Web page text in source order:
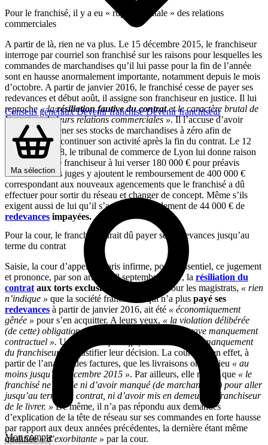
Conseils générauxDevenir franchiséDevenir franchiseur
Ma sélection
Mon compte
Pour le franchisé, il y a eu « rupture brutale » des relations
commerciales
A partir de là, rien ne va plus. Le 15 décembre 2015, le franchiseur
interroge par courriel son franchisé sur les raisons pour lesquelles les
commandes de marchandises qu’il lui passe pour la fin de l’année
sont en hausse anormalement importante, notamment depuis le mois
d’octobre. A partir de janvier 2016, le franchisé cesse de payer ses
redevances et début août, il assigne son franchiseur en justice. Il lui
reproche « larésiliation fautive du contratet le caractère brutal de
larupturede leurs relations commerciales ». Il l’accuse d’avoir
cherché à ramener ses stocks de marchandises à zéro afin de
l’empêcher de continuer son activité après la fin du contrat. Le 12
septembre 2018, le tribunal de commerce de Lyon lui donne raison
et condamne le franchiseur à lui verser 180 000 € pour préavis
insuffisant. Les juges y ajoutent le remboursement de 400 000 €
correspondant aux nouveaux agencements que le franchisé a dû
effectuer pour sortir du réseau et changer de concept. Même s’ils
exigent aussi de lui qu’il s’acquitte du règlement de 44 000 € de
redevances impayées.
Pour la cour, le franchisé aurait dû payer ses redevances jusqu’au
terme du contrat
Saisie, la cour d’appel de Paris infirme, pour l’essentiel, ce jugement
et prononce, par son arrêt du 8 septembre 2021, la résiliation du
contrat aux torts exclusifs du franchisé. Pour les magistrats, « rien
n’indique » que la société franchisée, qui n’a plus payé ses
redevances à partir de janvier 2016, ait été « économiquement
gênée » pour s’en acquitter. A leurs yeux, « la violation délibérée
(de cette) obligation (de paiement) constitue un grave manquement
contractuel ». Une faute
« qui suffit, en l’absence de manquement
du franchiseur »,
à justifier leur décision. La cour note en effet, à
partir de l’analyse des factures, que les livraisons ont eu lieu « au
moins jusqu’en décembre 2015 ». Par ailleurs, elle relève que « le
franchisé ne justifie ni d’avoir manqué (de marchandises) pour aller
jusqu’au terme du contrat, ni d’avoir mis en demeure le franchiseur
de le livrer. »De même, il n’a pas répondu aux demandes
d’explication de la tête de réseau sur ses commandes en forte hausse
par rapport aux deux années précédentes, la dernière étant même
qualifiée« d’exorbitante » par la cour.